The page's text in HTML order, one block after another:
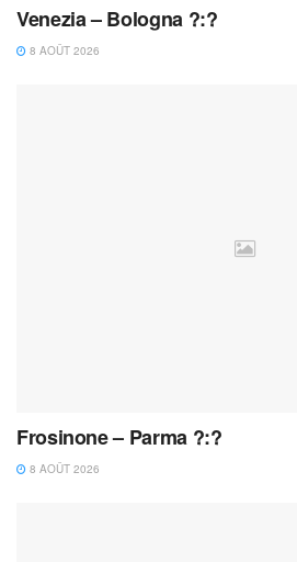
Venezia – Bologna ?:?
8 AOÛT 2026
Frosinone – Parma ?:?
8 AOÛT 2026